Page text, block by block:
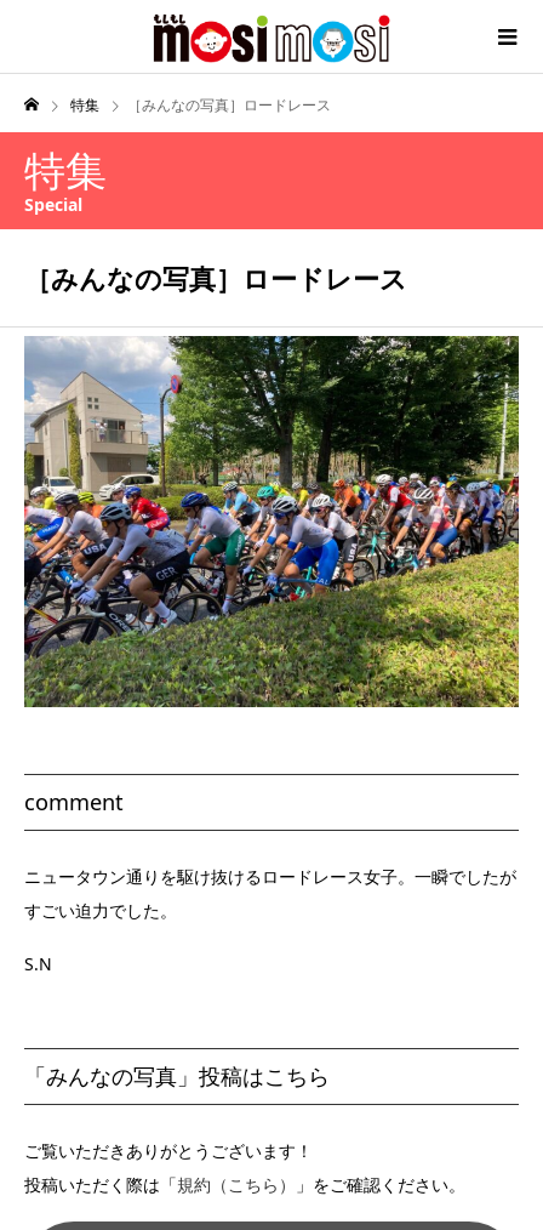
特集 ［みんなの写真］ロードレース
特集
Special
［みんなの写真］ロードレース
comment
ニュータウン通りを駆け抜けるロードレース女子。一瞬でしたが
すごい迫力でした。
S.N
「みんなの写真」投稿はこちら
ご覧いただきありがとうございます！
投稿いただく際は「規約（こちら） 」をご確認ください。